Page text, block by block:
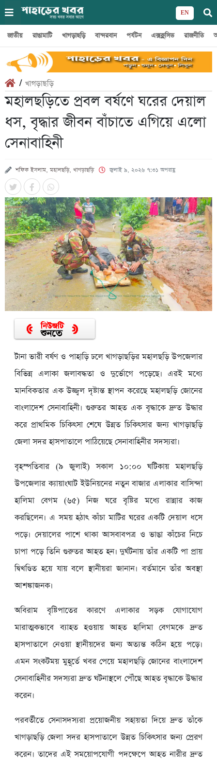
EN
জাতীয় রাঙামাটি খাগড়াছড়ি বান্দরবান পর্যটন এক্সক্লুসিভ রাজনীতি
/ খাগড়াছড়ি
মহালছড়িতে প্রবল বর্ষণে ঘরের দেয়াল
ধস, বৃদ্ধার জীবন বাঁচাতে এগিয়ে এলো
সেনাবাহিনী
শফিক ইসলাম, মহালছড়ি, খাগড়াছড়ি জুলাই ৯, ২০২৬ ৭:৩১ অপরাহ্ণ
টানা ভারী বর্ষণ ও পাহাড়ি ঢলে খাগড়াছড়ির মহালছড়ি উপজেলার
বিভিন্ন এলাকা জলাবদ্ধতা ও দুর্ভোগে পড়েছে। এরই মধ্যে
মানবিকতার এক উজ্জ্বল দৃষ্টান্ত স্থাপন করেছে মহালছড়ি জোনের
বাংলাদেশ সেনাবাহিনী। গুরুতর আহত এক বৃদ্ধাকে দ্রুত উদ্ধার
করে প্রাথমিক চিকিৎসা শেষে উন্নত চিকিৎসার জন্য খাগড়াছড়ি
জেলা সদর হাসপাতালে পাঠিয়েছে সেনাবাহিনীর সদস্যরা।
বৃহস্পতিবার (৯ জুলাই) সকাল ১০:০০ ঘটিকায় মহালছড়ি
উপজেলার ক্যায়াংঘাট ইউনিয়নের নতুন বাজার এলাকার বাসিন্দা
হালিমা বেগম (৬৫) নিজ ঘরে বৃষ্টির মধ্যে রান্নার কাজ
করছিলেন। এ সময় হঠাৎ কাঁচা মাটির ঘরের একটি দেয়াল ধসে
পড়ে। দেয়ালের পাশে থাকা আসবাবপত্র ও ভাঙা কাঁচের নিচে
চাপা পড়ে তিনি গুরুতর আহত হন। দুর্ঘটনায় তাঁর একটি পা প্রায়
দ্বিখণ্ডিত হয়ে যায় বলে স্থানীয়রা জানান। বর্তমানে তাঁর অবস্থা
আশঙ্কাজনক।
অবিরাম বৃষ্টিপাতের কারণে এলাকার সড়ক যোগাযোগ
মারাত্মকভাবে ব্যাহত হওয়ায় আহত হালিমা বেগমকে দ্রুত
হাসপাতালে নেওয়া স্থানীয়দের জন্য অত্যন্ত কঠিন হয়ে পড়ে।
এমন সংকটময় মুহূর্তে খবর পেয়ে মহালছড়ি জোনের বাংলাদেশ
সেনাবাহিনীর সদস্যরা দ্রুত ঘটনাস্থলে পৌঁছে আহত বৃদ্ধাকে উদ্ধার
করেন।
পরবর্তীতে সেনাসদস্যরা প্রয়োজনীয় সহায়তা দিয়ে দ্রুত তাঁকে
খাগড়াছড়ি জেলা সদর হাসপাতালে উন্নত চিকিৎসার জন্য প্রেরণ
করেন। তাদের এই সময়োপযোগী পদক্ষেপে আহত নারীর দ্রুত